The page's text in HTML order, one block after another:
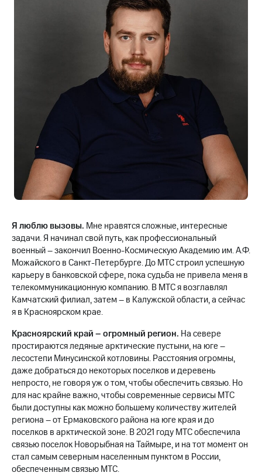
о технологиях
Финансовая
отчетность
в
регионе
и акционерам
управление
Корпоративный
секретарь
Раскрытие
информации
Информация
акционерам
Документы
ПАО
"МТС"
Собрания
акционеров
Личный
кабинет
акционера
Акционерный
капитал
Контроль
и
аудит
Рынок
акций
Я люблю вызовы. Мне нравятся сложные, интересные
задачи. Я начинал свой путь, как профессиональный
военный – закончил Военно-Космическую Академию им. А.Ф.
Можайского в Санкт-Петербурге. До МТС строил успешную
карьеру в банковской сфере, пока судьба не привела меня в
телекоммуникационную компанию. В МТС я возглавлял
Камчатский филиал, затем – в Калужской области, а сейчас
я в Красноярском крае.
Красноярский край – огромный регион. На севере
простираются ледяные арктические пустыни, на юге –
лесостепи Минусинской котловины. Расстояния огромны,
даже добраться до некоторых поселков и деревень
непросто, не говоря уж о том, чтобы обеспечить связью. Но
для нас крайне важно, чтобы современные сервисы МТС
были доступны как можно большему количеству жителей
региона – от Ермаковского района на юге края и до
поселков в арктической зоне. В 2021 году МТС обеспечила
связью поселок Новорыбная на Таймыре, и на тот момент он
стал самым северным населенным пунктом в России,
обеспеченным связью МТС.